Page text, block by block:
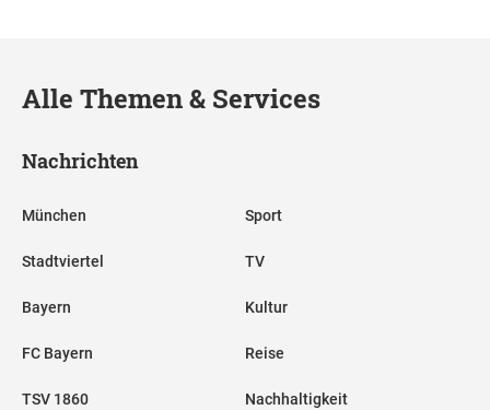
Alle Themen & Services
Nachrichten
München
Stadtviertel
Bayern
FC Bayern
TSV 1860
Sport
TV
Kultur
Reise
Nachhaltigkeit